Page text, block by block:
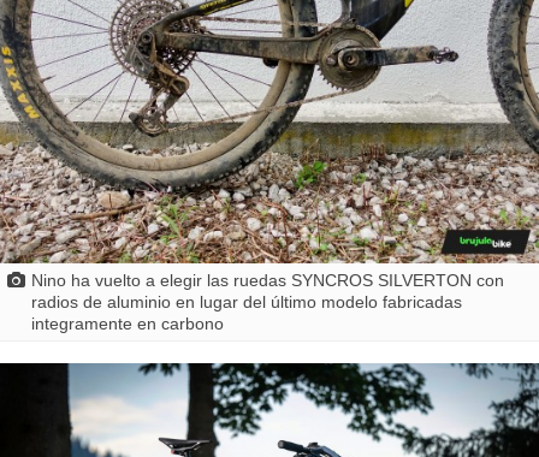
Nino ha vuelto a elegir las ruedas SYNCROS SILVERTON con
radios de aluminio en lugar del último modelo fabricadas
integramente en carbono